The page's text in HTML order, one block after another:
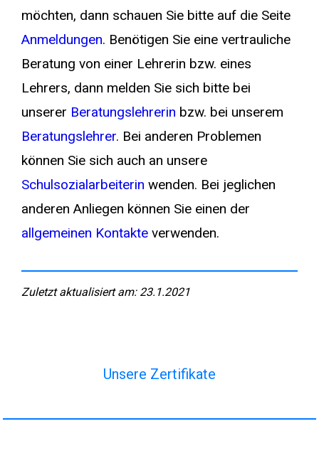
möchten, dann schauen Sie bitte auf die Seite
Anmeldungen. Benötigen Sie eine vertrauliche
Beratung von einer Lehrerin bzw. eines
Lehrers, dann melden Sie sich bitte bei
unserer Beratungslehrerin bzw. bei unserem
Beratungslehrer. Bei anderen Problemen
können Sie sich auch an unsere
Schulsozialarbeiterin wenden. Bei jeglichen
anderen Anliegen können Sie einen der
allgemeinen Kontakte verwenden.
Zuletzt aktualisiert am: 23.1.2021
Unsere Zertifikate